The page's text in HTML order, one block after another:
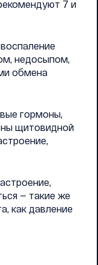
7 и
недосыпом,
обмена
гормоны,
щитовидной
— такие же
как давление